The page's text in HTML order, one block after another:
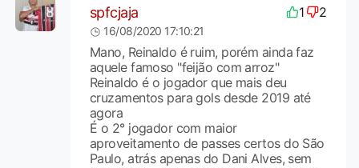
spfcjaja 1 2
16/08/2020 17:10:21
Mano, Reinaldo é ruim, porém ainda faz
aquele famoso "feijão com arroz"
Reinaldo é o jogador que mais deu
cruzamentos para gols desde 2019 até
agora
É o 2° jogador com maior
aproveitamento de passes certos do São
Paulo, atrás apenas do Dani Alves, sem